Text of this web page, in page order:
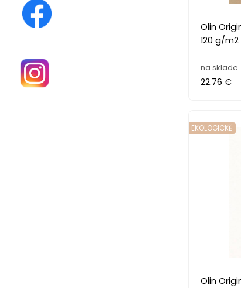
Olin Origins - nová
120 g/m2
na sklade
22.76 €
Olin Origins -
EKOLOGICKĚ